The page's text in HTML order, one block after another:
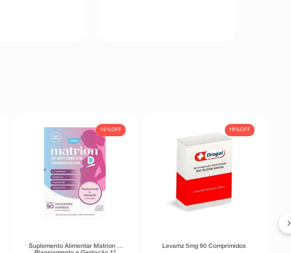
15%OFF
Suplemento Alimentar Matrion D
19%OFF
Levamz 5mg 90 Comprimidos